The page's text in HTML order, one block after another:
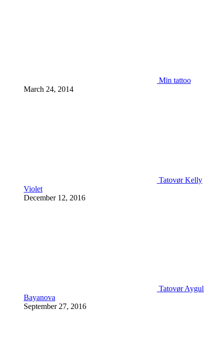
Min tattoo
March 24, 2014
Tatovør Kelly
Violet
December 12, 2016
Tatovør Aygul
Bayanova
September 27, 2016